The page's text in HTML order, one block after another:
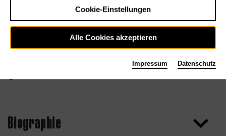
Biographie
Cookie-Einstellungen
Alle Cookies akzeptieren
Impressum Datenschutz